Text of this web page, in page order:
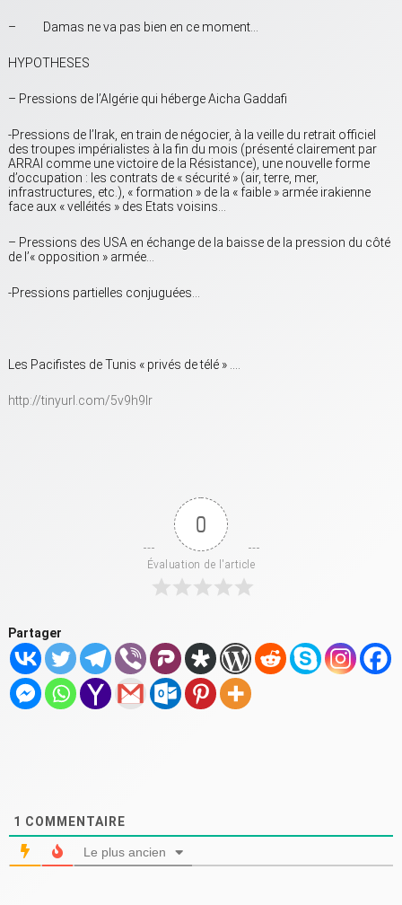
– Damas ne va pas bien en ce moment…
HYPOTHESES
– Pressions de l’Algérie qui héberge Aicha Gaddafi
-Pressions de l’Irak, en train de négocier, à la veille du retrait officiel
des troupes impérialistes à la fin du mois (présenté clairement par
ARRAI comme une victoire de la Résistance), une nouvelle forme
d’occupation : les contrats de « sécurité » (air, terre, mer,
infrastructures, etc.), « formation » de la « faible » armée irakienne
face aux « velléités » des Etats voisins…
– Pressions des USA en échange de la baisse de la pression du côté
de l’« opposition » armée…
-Pressions partielles conjuguées…
Les Pacifistes de Tunis « privés de télé » ….
http://tinyurl.com/5v9h9lr
0
Évaluation de l'article
Partager
1 COMMENTAIRE
Le plus ancien